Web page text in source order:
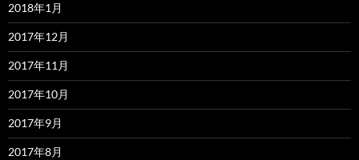
2018年1月
2017年12月
2017年11月
2017年10月
2017年9月
2017年8月